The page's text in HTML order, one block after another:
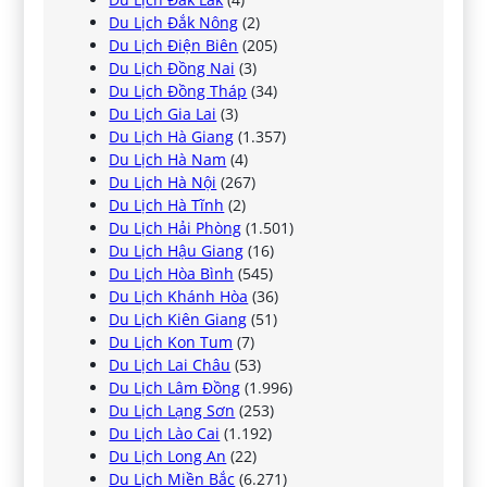
Du Lịch Đắk Nông (2)
Du Lịch Điện Biên (205)
Du Lịch Đồng Nai (3)
Du Lịch Đồng Tháp (34)
Du Lịch Gia Lai (3)
Du Lịch Hà Giang (1.357)
Du Lịch Hà Nam (4)
Du Lịch Hà Nội (267)
Du Lịch Hà Tĩnh (2)
Du Lịch Hải Phòng (1.501)
Du Lịch Hậu Giang (16)
Du Lịch Hòa Bình (545)
Du Lịch Khánh Hòa (36)
Du Lịch Kiên Giang (51)
Du Lịch Kon Tum (7)
Du Lịch Lai Châu (53)
Du Lịch Lâm Đồng (1.996)
Du Lịch Lạng Sơn (253)
Du Lịch Lào Cai (1.192)
Du Lịch Long An (22)
Du Lịch Miền Bắc (6.271)